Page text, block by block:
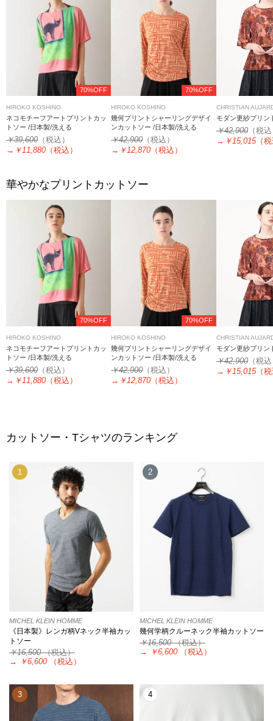
70%OFF
HIROKO KOSHINO
ネコモチーフアートプリントカッ
トソー /日本製/洗える
￥39,600 （税込）
→ ￥11,880 （税込）
70%OFF
HIROKO KOSHINO
幾何プリントシャーリングデザイ
ンカットソー /日本製/洗える
￥42,900（税込）
→ ￥12,870 （税込）
CHRISTIAN
モダン更紗プリン
￥42,900（税
→ ￥15,015（
華やかなプリントカットソー
70%OFF
HIROKO KOSHINO
ネコモチーフアートプリントカッ
トソー /日本製/洗える
￥39,600 （税込）
→ ￥11,880 （税込）
70%OFF
HIROKO KOSHINO
幾何プリントシャーリングデザイ
ンカットソー /日本製/洗える
￥42,900（税込）
→ ￥12,870 （税込）
CHRISTIAN
モダン更紗プリン
￥42,900（税
→ ￥15,015（
カットソー・Tシャツのランキング
1
MICHEL KLEIN HOMME
《日本製》レンガ柄Vネック半袖カッ
トソー
￥16,500（税込）
→
￥6,600 （税込）
2
MICHEL KLEIN HOMME
幾何学柄クルーネック半袖カットソー
￥16,500（税込）
→
￥6,600 （税込）
3 4